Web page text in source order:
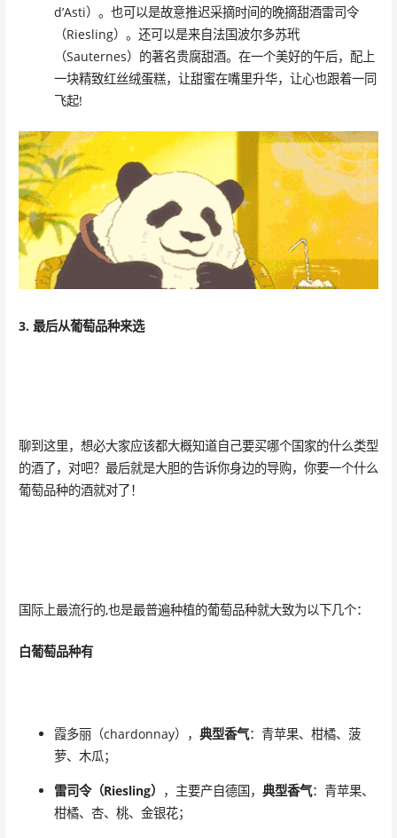
d’Asti）。也可以是故意推迟采摘时间的晚摘甜酒雷司令
（Riesling）。还可以是来自法国波尔多苏玳
（Sauternes）的著名贵腐甜酒。在一个美好的午后，配上
一块精致红丝绒蛋糕，让甜蜜在嘴里升华，让心也跟着一同
飞起!
3. 最后从葡萄品种来选
聊到这里，想必大家应该都大概知道自己要买哪个国家的什么类型
的酒了，对吧？最后就是大胆的告诉你身边的导购，你要一个什么
葡萄品种的酒就对了！
国际上最流行的,也是最普遍种植的葡萄品种就大致为以下几个：
白葡萄品种有
霞多丽（chardonnay）， 典型香气：青苹果、柑橘、菠
萝、木瓜；
雷司令（Riesling） ，主要产自德国， 典型香气：青苹果、
柑橘、杏、桃、金银花；